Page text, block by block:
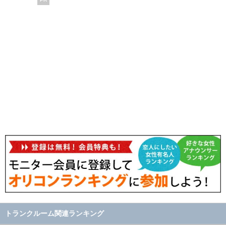
トランクルーム関連ランキング